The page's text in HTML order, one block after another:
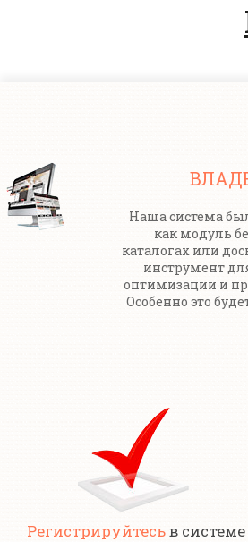
Наша система
как модуль
каталогах или
инструмент
оптимизации и
Особенно это
Регистрируйтесьв системе